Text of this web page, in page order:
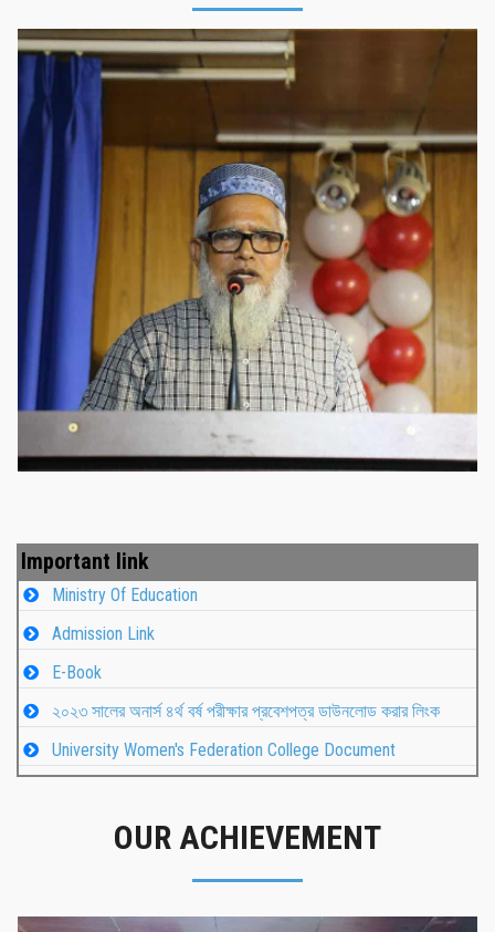
নবীনবরণ - ২০২৫
Important link
Ministry Of Education
Admission Link
E-Book
২০২৩ সালের অনার্স ৪র্থ বর্ষ পরীক্ষার প্রবেশপত্র ডাউনলোড করার লিংক
University Women's Federation College Document
OUR ACHIEVEMENT